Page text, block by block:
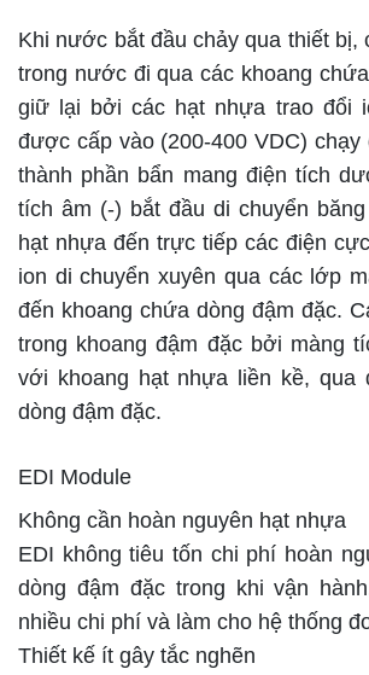
Khi nước bắt đầu chảy qua thiết bị,
trong nước đi qua các khoang
giữ lại bởi các hạt nhựa trao đổi
được cấp vào (200-400 VDC) chạy
thành phần bẩn mang điện tích
tích âm (-) bắt đầu di chuyển
hạt nhựa đến trực tiếp các điện
ion di chuyển xuyên qua các lớp
đến khoang chứa dòng đậm đặc.
trong khoang đậm đặc bởi màng
với khoang hạt nhựa liền kề, qua
dòng đậm đặc.
EDI Module
Không cần hoàn nguyên hạt nhựa
EDI không tiêu tốn chi phí hoàn
dòng đậm đặc trong khi vận
nhiều chi phí và làm cho hệ thống
Thiết kế ít gây tắc nghẽn